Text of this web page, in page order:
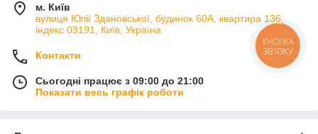
м. Київ
вулиця Юлії Здановської, будинок 60А, квартира 136,
індекс 03191, Київ, Україна
Контакти
Сьогодні працює з 09:00 до 21:00
Показати весь графік роботи
КНОПКА
ЗВ'ЯЗКУ